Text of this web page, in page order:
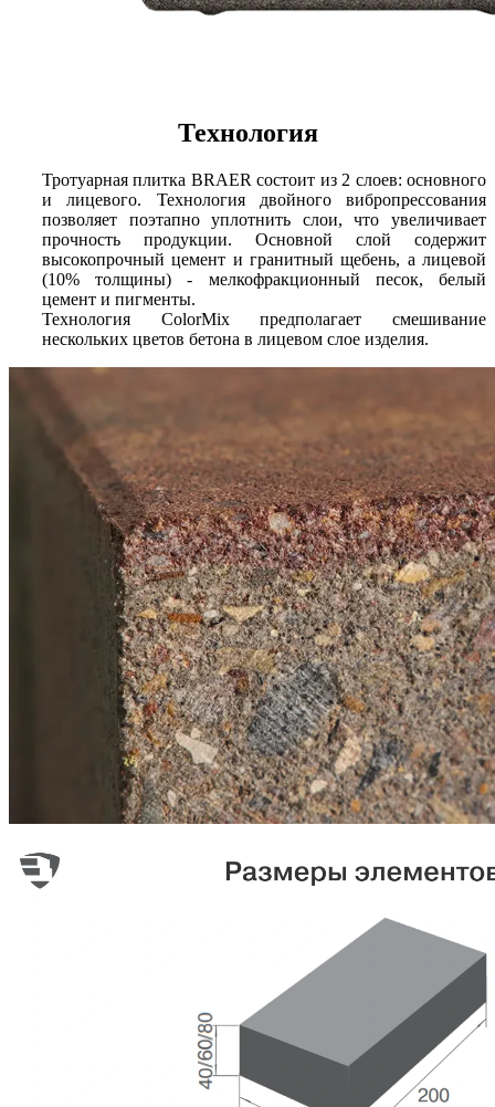
Технология
Тротуарная плитка BRAER состоит из 2 слоев: основного
и лицевого. Технология двойного вибропрессования
позволяет поэтапно уплотнить слои, что увеличивает
прочность продукции. Основной слой содержит
высокопрочный цемент и гранитный щебень, а лицевой
(10% толщины) - мелкофракционный песок, белый
цемент и пигменты.
Технология ColorMix предполагает смешивание
нескольких цветов бетона в лицевом слое изделия.